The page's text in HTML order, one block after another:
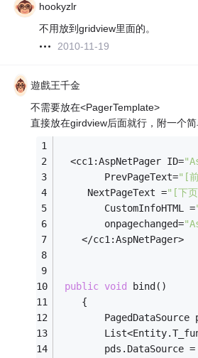
hookyzlr
不用放到gridview里面的。
2010-11-19
遊戲王千金
不需要放在<PagerTemplate>
直接放在girdview后面就行，附一个简
  <cc1:AspNetPager ID=
        PrevPageText=
"[
     NextPageText =
"[下
        CustomInfoHTML =
        onpagechanged=
    </cc1:AspNetPager>
public void
bind()
    {
PagedDataSource
pds.DataSource =